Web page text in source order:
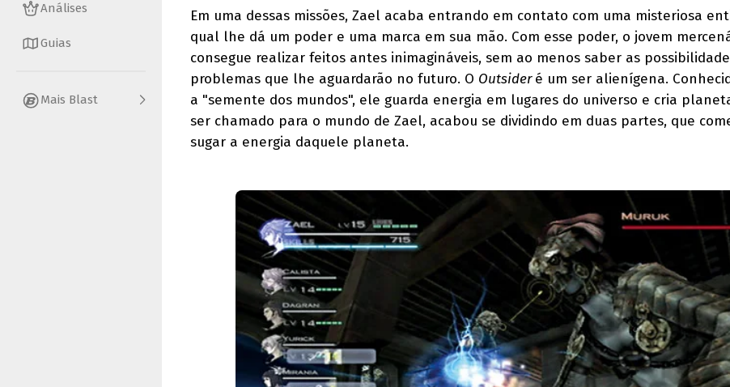
Análises
Guias
Mais Blast
Em uma dessas missões, Zael acaba entrando em contato com uma misteriosa
qual lhe dá um poder e uma marca em sua mão. Com esse poder, o jovem
consegue realizar feitos antes inimagináveis, sem ao menos saber as
problemas que lhe aguardarão no futuro. O Outsideré um ser alienígena.
a "semente dos mundos", ele guarda energia em lugares do universo e cria
ser chamado para o mundo de Zael, acabou se dividindo em duas partes, que
sugar a energia daquele planeta.